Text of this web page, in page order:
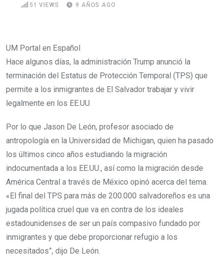
51 VIEWS 9 AÑOS AGO
UM Portal en Español
Hace algunos días, la administración Trump anunció la
terminación del Estatus de Protección Temporal (TPS) que
permite a los inmigrantes de El Salvador trabajar y vivir
legalmente en los EE.UU.
Por lo que Jason De León, profesor asociado de
antropología en la Universidad de Michigan, quien ha pasado
los últimos cinco años estudiando la migración
indocumentada a los EE.UU., así como la migración desde
América Central a través de México opinó acerca del tema.
«El final del TPS para más de 200.000 salvadoreños es una
jugada política cruel que va en contra de los ideales
estadounidenses de ser un país compasivo fundado por
inmigrantes y que debe proporcionar refugio a los
necesitados”, dijo De León.